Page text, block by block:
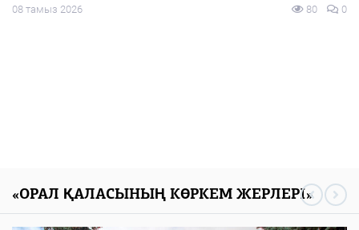
«ОРАЛ ҚАЛАСЫНЫҢ КӨРКЕМ ЖЕРЛЕРІ»